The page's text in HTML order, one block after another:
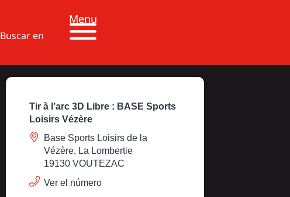
Buscar en
Menu
Tir à l’arc 3D Libre : BASE Sports
Loisirs Vézère
Base Sports Loisirs de la
Vézère, La Lombertie
19130 VOUTEZAC
Ver el número